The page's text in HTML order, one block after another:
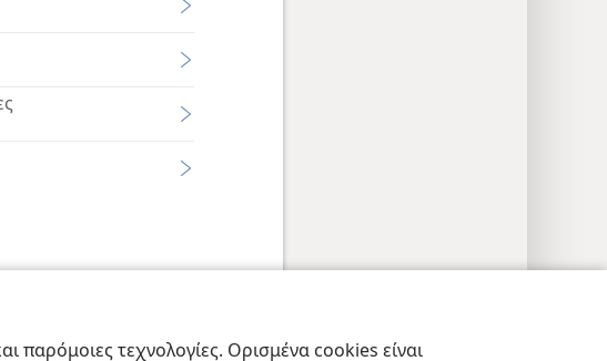
τεχνολογίες. Ορισμένα cookies είναι
Ρυθμίσεις Απορρήτου JW.ORG Σύνδεση